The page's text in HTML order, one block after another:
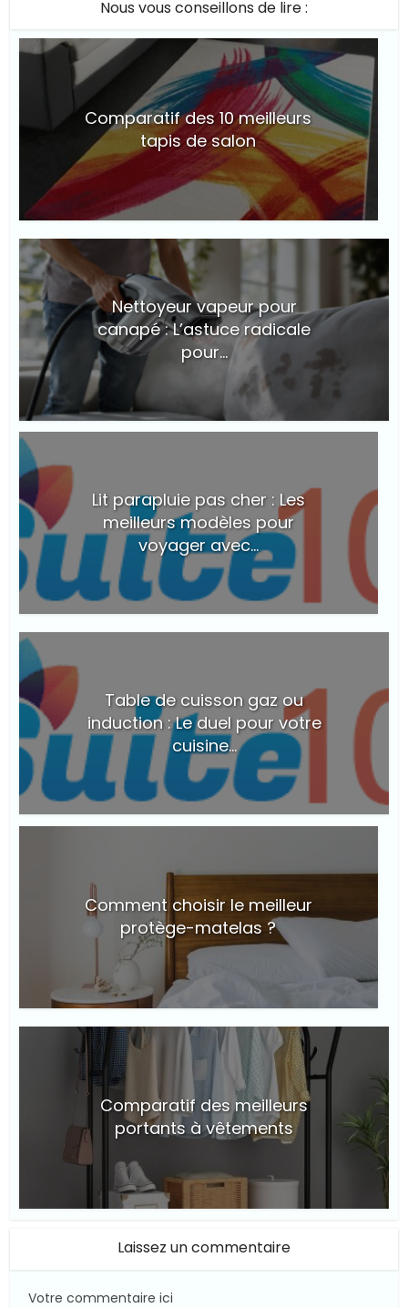
Nous vous conseillons de lire :
Comparatif des 10 meilleurs
tapis de salon
© Suite101
Nettoyeur vapeur pour
canapé : L’astuce radicale
pour...
Lit parapluie pas cher : Les
meilleurs modèles pour
voyager avec...
Table de cuisson gaz ou
induction : Le duel pour votre
cuisine...
Comment choisir le meilleur
protège-matelas ?
Comparatif des meilleurs
portants à vêtements
Laissez un commentaire
Votre commentaire ici